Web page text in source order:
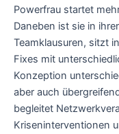
Powerfrau startet
Daneben ist sie in
Teamklausuren, sitzt
Fixes mit
Konzeption
aber auch
begleitet
Kriseninterventionen